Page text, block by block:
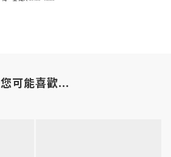
您可能喜歡...